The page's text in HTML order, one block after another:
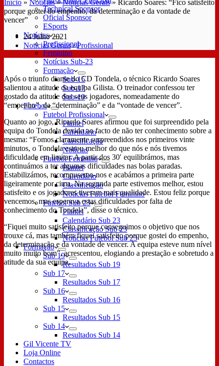
Technical Sponsor
Oficial Sponsor
ESports
Notícias
Profissional
Feminino
Notícias Sub-23
Formação
Sub-15
Sub-17
Sub-19
Futebol
Futebol Profissional
Plantel
Calendário
Classificação
Notícias
Futebol Feminino
Plantel
Calendário
Classificação
Notícias Futebol Feminino
Futebol Sub 23
Plantel
Calendário Sub 23
Classificação Sub 23
Notícias Futebol Sub 23
Formação
Sub 19
Resultados Sub 19
Sub 17
Resultados Sub 17
Sub 16
Resultados Sub 16
Sub 15
Resultados Sub 15
Sub 14
Resultados Sub 14
Gil Vicente TV
Loja Online
Contactos
Início » Notícias»Notícias Gerais» Ricardo Soares: “Fico satisfeito
porque gostei do empenho, da determinação e da vontade de
vencer”
24 Julho 2021
Notícias Gerais/Profissional
Após o triunfo diante do CD Tondela, o técnico Ricardo Soares
salientou a atitude da equipa Gilista. O treinador confessou ter
gostado da atitude dos seus jogadores, nomeadamente do
“empenho”, da “determinação” e da “vontade de vencer”.
Quanto ao jogo, Ricardo Soares afirmou que foi surpreendido pela
equipa do Tondela devido ao facto de não ter conhecimento sobre a
mesma: “Fomos claramente surpreendidos nos primeiros vinte
minutos, o Tondela estrou melhor do que nós e nós tivemos
dificuldade em limitar. A partir dos 30′ equilibrámos, mas
continuámos a ter algumas dificuldades nas bolas paradas.
Estabilizámos, recompusemo-nos e acabámos a primeira parte
ligeiramente por cima. Na segunda parte estivemos melhor, estou
satisfeito e os jogadores tiveram mais qualidade. Estou feliz porque
vencemos, mas esperava estas dificuldades por falta de
conhecimento do Tondela”, disse o técnico.
“Fiquei muito satisfeito porque conseguimos o objetivo que nos
trouxe cá, mas também fiquei satisfeito porque gostei do empenho,
da determinação e da vontade de vencer. A equipa esteve num nível
muito muito bom”, acrescentou, elogiando a prestação e sobretudo a
atitude da sua equipa.